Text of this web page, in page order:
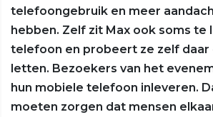
telefoongebruik en meer
hebben. Zelf zit Max ook soms te
telefoon en probeert ze zelf daar
letten. Bezoekers van het
hun mobiele telefoon inleveren.
moeten zorgen dat mensen